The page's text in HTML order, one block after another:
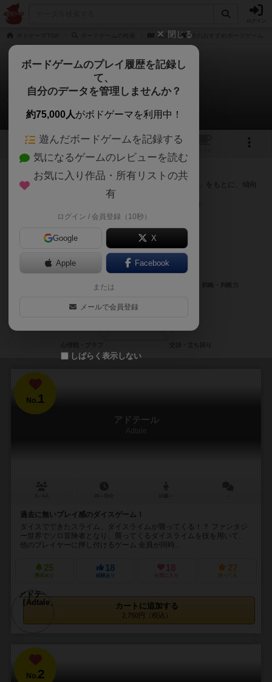
花見 次のおすすめボードゲーム
花見
次のおすすめボードゲーム
4 1
『花見』が好きな方へのおすすめ
このゲームのトップページで投票された「プレイ感の評価」をもとに、傾向
が近いボードゲームをランキング形式で紹介します。
No.1
アドテール
Adtale
過去に無いプレイ感のダイスゲーム！
ダイスでできたスライム、ダイスライムが襲ってくる！？ ファンタジ
ー世界でソロ冒険者となり、襲ってくるダイスライムを技を用いて、
他のプレイヤーに押し付けるゲーム 全員が同時...
25
興味あり
18
経験あり
18
お気に入り
27
持ってる
カートに追加する
2,750円（税込）
No.2
閉じる
ボードゲームのプレイ履歴を記録し
て、
自分のデータを管理しませんか？
約75,000人がボドゲーマを利用中！
遊んだボードゲームを記録する
気になるゲームのレビューを読む
お気に入り作品・所有リストの共
有
ログイン / 会員登録（10秒）
Google X
Apple Facebook
または
メールで会員登録
しばらく表示しない